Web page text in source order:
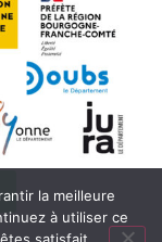
la meilleure
à utiliser ce